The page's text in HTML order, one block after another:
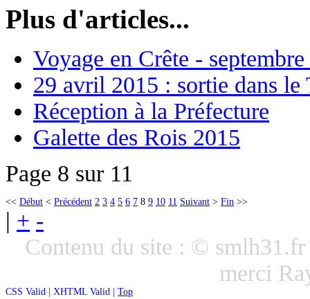
Plus d'articles...
Voyage en Crête -
29 avril 2015 : sortie dans le
Réception à la Préfecture
Galette des Rois 2015
Page 8 sur 11
<< Début < Précédent 2 3 4 5 6 7 8 9 10 11 Suivant > Fin >>
| + -
Contenu du site : ©
merci
CSS Valid | XHTML Valid | Top